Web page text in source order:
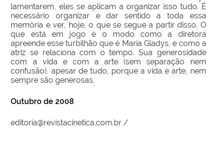
lamentarem, eles se aplicam a organizar isso tudo. É
necessário organizar e dar sentido a toda essa
memória e ver, hoje, o que se segue a partir disso. O
que está em jogo é o modo como a diretora
apreende esse turbilhão que é Maria Gladys, e como a
atriz se relaciona com o tempo. Sua generosidade
com a vida e com a arte (sem separação nem
confusão), apesar de tudo, porque a vida e arte, nem
sempre são generosas.
Outubro de 2008
editoria@revistacinetica.com.br /